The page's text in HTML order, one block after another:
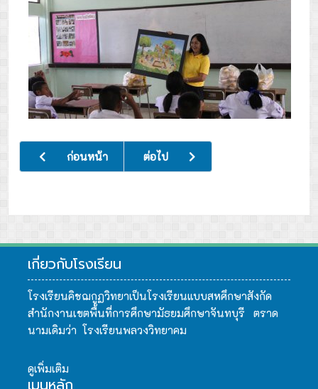
เนื้อหาก่อนหน้า: แจกอุปกรณ์การเรียนและคูปองค่าเครื่องแบบ
ก่อนหน้า เนื้อหาถัดไป: พิธีถวายพระพรชัยมงคล
ต่อไป
เกี่ยวกับโรงเรียน
โรงเรียนคิชฌกูฏวิทยาเป็นโรงเรียนแบบสหศึกษาสังกัด
สำนักงานเขตพื้นที่การศึกษามัธยมศึกษาจันทบุรี ตราด
นามเดิมว่า โรงเรียนพลวงวิทยาคม
ดูเพิ่มเติม